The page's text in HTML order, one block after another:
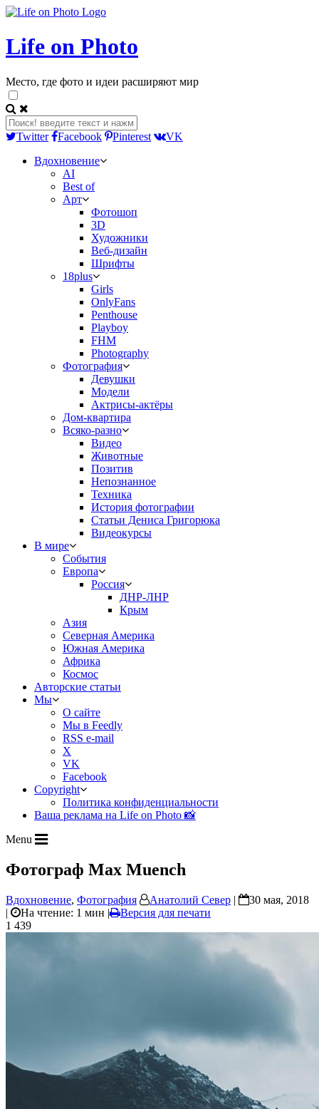
Life on Photo
Место, где фото и идеи расширяют мир
Twitter Facebook Pinterest
VK
Вдохновение
AI
Best of
Арт
Фотошоп
3D
Художники
Веб-дизайн
Шрифты
18plus
Girls
OnlyFans
Penthouse
Playboy
FHM
Photography
Фотография
Девушки
Модели
Актрисы-актёры
Дом-квартира
Всяко-разно
Видео
Животные
Позитив
Непознанное
Техника
История фотографии
Статьи Дениса Григорюка
Видеокурсы
В мире
События
Европа
Россия
ДНР-ЛНР
Крым
Азия
Северная Америка
Южная Америка
Африка
Космос
Авторские статьи
Мы
О сайте
Мы в Feedly
RSS e-mail
X
VK
Facebook
Copyright
Политика конфиденциальности
Ваша реклама на Life on Photo 📸
Menu
Фотограф Max Muench
Вдохновение, Фотография Анатолий Север |
30 мая, 2018
|
На чтение: 1 мин |
Версия для печати
1 439